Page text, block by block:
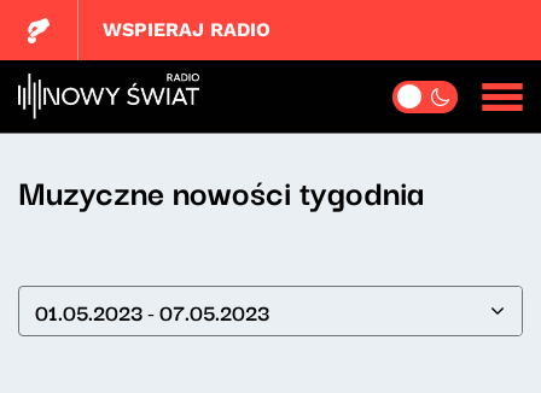
WSPIERAJ RADIO
Muzyczne nowości tygodnia
01.05.2023 - 07.05.2023